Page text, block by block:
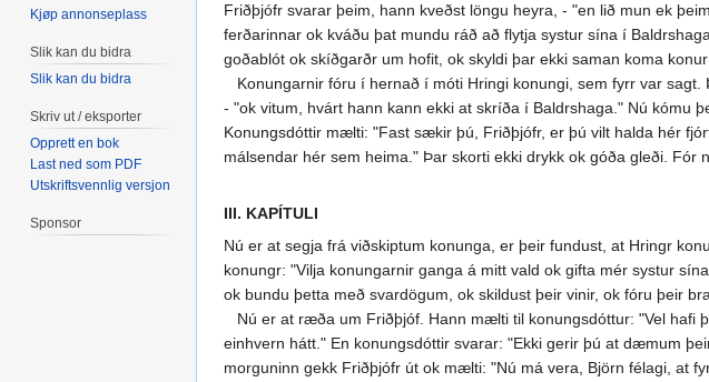
Friðþjófr svarar þeim, hann kveðst löngu heyra, - "en lið mun ek
ferðarinnar ok kváðu þat mundu ráð að flytja systur sína í
goðablót ok skíðgarðr um hofit, ok skyldi þar ekki saman koma
Konungarnir fóru í hernað í móti Hringi konungi, sem fyrr var
- "ok vitum, hvárt hann kann ekki at skríða í Baldrshaga." Nú kómu
Konungsdóttir mælti: "Fast sækir þú, Friðþjófr, er þú vilt halda hér
málsendar hér sem heima." Þar skorti ekki drykk ok góða gleði.
III. KAPÍTULI
Nú er at segja frá viðskiptum konunga, er þeir fundust, at Hringr
konungr: "Vilja konungarnir ganga á mitt vald ok gifta mér systur
ok bundu þetta með svardögum, ok skildust þeir vinir, ok fóru þeir
Nú er at ræða um Friðþjóf. Hann mælti til konungsdóttur: "Vel hafi
einhvern hátt." En konungsdóttir svarar: "Ekki gerir þú at dæmum
morguninn gekk Friðþjófr út ok mælti: "Nú má vera, Björn félagi, at
Kjøp annonseplass
Slik kan du bidra
Slik kan du bidra
Skriv ut / eksporter
Opprett en bok
Last ned som PDF
Utskriftsvennlig versjon
Sponsor